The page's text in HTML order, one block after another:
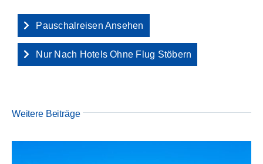
Pauschalreisen Ansehen
Nur Nach Hotels Ohne Flug Stöbern
Weitere Beiträge